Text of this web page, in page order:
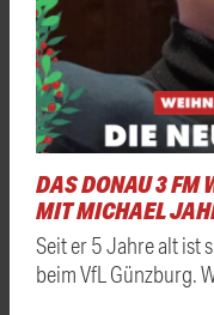
DAS DONAU 3 FM
MIT MICHAEL
Seit er 5 Jahre alt ist
beim VfL Günzburg.